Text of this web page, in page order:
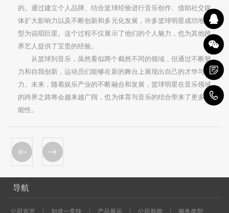
的。通过建立个人品牌、结合篮球经验进行音乐创作、借助社交媒
体扩大影响力以及不断创新和多元化发展，许多篮球明星成功地转
型为说唱巨星。这个过程不仅展示了他们的个人魅力，也为其他跨
界艺人提供了宝贵的经验。
从篮球到音乐，虽然看似两个截然不同的领域，但通过不断努
力和自我创新，运动员们能够在新的舞台上展现出自己的才华与潜
力。未来，随着娱乐产业的不断融合和发展，篮球明星在音乐领域
的跨界之路将会越来越广阔，也为体育与音乐的结合带来了更多可
能性。
导航
公司首页 知道一竞技 产品展示 公司新闻 服务类型